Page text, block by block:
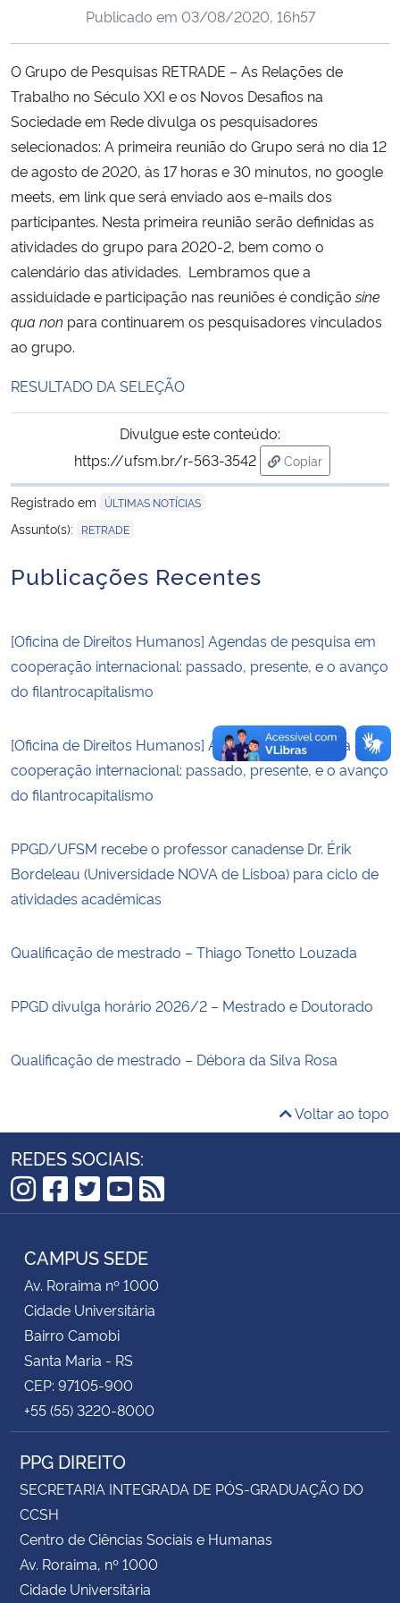
Ministério da Cidadania
Ministério da Ciência, Tecnologia, Inovações e Comunicações
Ministério do Meio Ambiente
Ministério do Turismo
Ministério do Desenvolvimento Regional
Controladoria-Geral da União
Ministério da Mulher, da Família e dos Direitos Humanos
Secretaria de Governo
Gabinete de Segurança Institucional
Advocacia-Geral da União
Planalto
Publicado em 03/08/2020, 16h57
O Grupo de Pesquisas RETRADE – As Relações de
Trabalho no Século XXI e os Novos Desafios na
Sociedade em Rede divulga os pesquisadores
selecionados: A primeira reunião do Grupo será no dia 12
de agosto de 2020, às 17 horas e 30 minutos, no google
meets, em link que será enviado aos e-mails dos
participantes. Nesta primeira reunião serão definidas as
atividades do grupo para 2020-2, bem como o
calendário das atividades. Lembramos que a
assiduidade e participação nas reuniões é condiçãosine
qua non para continuarem os pesquisadores vinculados
ao grupo.
RESULTADO DA SELEÇÃO
Divulgue este conteúdo:
https://ufsm.br/r-563-3542
Copiar
para área de
Registrado em
ÚLTIMAS NOTÍCIAS
Assunto(s): RETRADE
Publicações Recentes
[Oficina de Direitos Humanos] Agendas de pesquisa em
cooperação internacional: passado, presente, e o avanço
do filantrocapitalismo
[Oficina de Direitos Humanos] Agendas de pesquisa em
cooperação internacional: passado, presente, e o avanço
do filantrocapitalismo
PPGD/UFSM recebe o professor canadense Dr. Érik
Bordeleau (Universidade NOVA de Lisboa) para ciclo de
atividades acadêmicas
Qualificação de mestrado – Thiago Tonetto Louzada
PPGD divulga horário 2026/2 – Mestrado e Doutorado
Qualificação de mestrado – Débora da Silva Rosa
Voltar ao topo
REDES SOCIAIS:
Instagram
Facebook
Twitter
YouTube
RSS
CAMPUS SEDE
Av. Roraima nº 1000
Cidade Universitária
Bairro Camobi
Santa Maria - RS
CEP: 97105-900
+55 (55) 3220-8000
PPG DIREITO
SECRETARIA INTEGRADA DE PÓS-GRADUAÇÃO DO
CCSH
Centro de Ciências Sociais e Humanas
Av. Roraima, nº 1000
Cidade Universitária